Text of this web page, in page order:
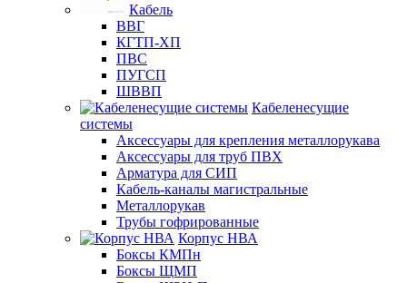
Кабель
ВВГ
КГТП-ХП
ПВС
ПУГСП
ШВВП
Кабеленесущие
системы
Аксессуары для крепления металлорукава
Аксессуары для труб ПВХ
Арматура для СИП
Кабель-каналы магистральные
Металлорукав
Трубы гофрированные
Корпус НВА
Боксы КМПн
Боксы ЩМП